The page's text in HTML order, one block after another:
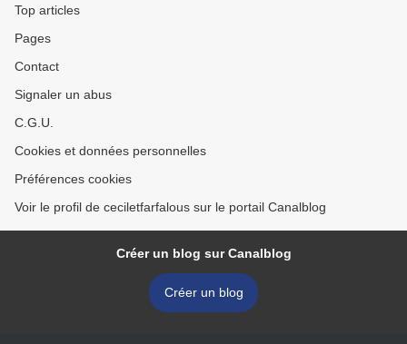
Top articles
Pages
Contact
Signaler un abus
C.G.U.
Cookies et données personnelles
Préférences cookies
Voir le profil de ceciletfarfalous sur le portail Canalblog
Créer un blog sur Canalblog
Créer un blog